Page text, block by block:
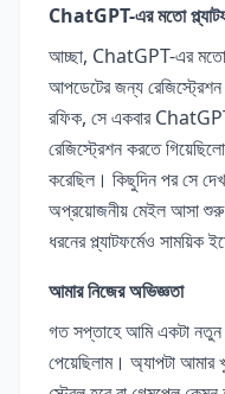
ChatGPT-এর মতো
আচ্ছা, ChatGPT-এর মতো
আপডেটের জন্য
রফিক, সে একবার
রেজিস্ট্রেশন করতে
করেছিল। কিছুদিন পর সে
অপ্রয়োজনীয় মেইল আসা
ধরনের প্ল্যাটফর্মেও সাময়িক
আমার নিজের অভিজ্ঞতা
গত সপ্তাহে আমি একটা নতুন
পেয়েছিলাম। অ্যাপটা আমার